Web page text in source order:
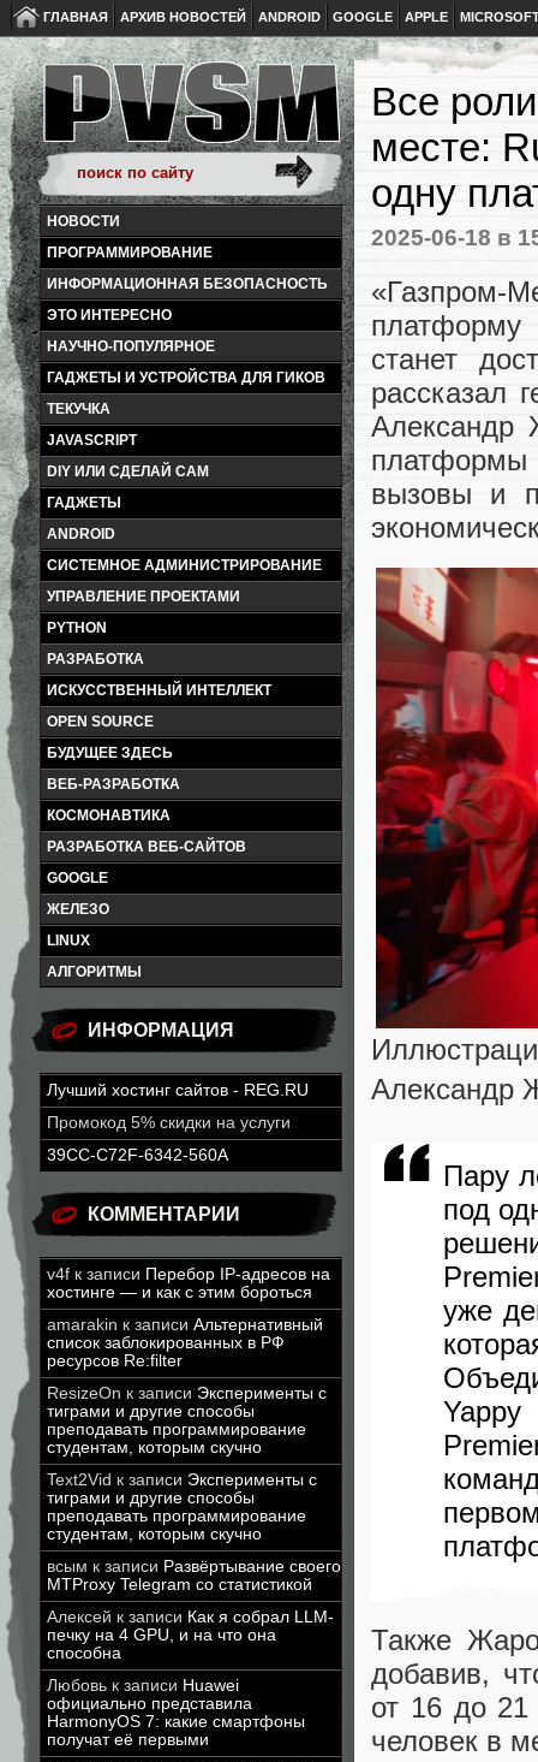
ГЛАВНАЯ АРХИВ НОВОСТЕЙ ANDROID GOOGLE APPLE
НОВОСТИ
ПРОГРАММИРОВАНИЕ
ИНФОРМАЦИОННАЯ БЕЗОПАСНОСТЬ
ЭТО ИНТЕРЕСНО
НАУЧНО-ПОПУЛЯРНОЕ
ГАДЖЕТЫ И УСТРОЙСТВА ДЛЯ ГИКОВ
ТЕКУЧКА
JAVASCRIPT
DIY ИЛИ СДЕЛАЙ САМ
ГАДЖЕТЫ
ANDROID
СИСТЕМНОЕ АДМИНИСТРИРОВАНИЕ
УПРАВЛЕНИЕ ПРОЕКТАМИ
PYTHON
РАЗРАБОТКА
ИСКУССТВЕННЫЙ ИНТЕЛЛЕКТ
OPEN SOURCE
БУДУЩЕЕ ЗДЕСЬ
ВЕБ-РАЗРАБОТКА
КОСМОНАВТИКА
РАЗРАБОТКА ВЕБ-САЙТОВ
GOOGLE
ЖЕЛЕЗО
LINUX
АЛГОРИТМЫ
ИНФОРМАЦИЯ
Лучший хостинг сайтов - REG.RU
Промокод 5% скидки на услуги
39CC-C72F-6342-560A
КОММЕНТАРИИ
v4f к записи Перебор IP-адресов на
хостинге — и как с этим бороться
amarakin к записи Альтернативный
список заблокированных в РФ
ресурсов Re:filter
ResizeOn к записи Эксперименты с
тиграми и другие способы
преподавать программирование
студентам, которым скучно
Text2Vid к записи Эксперименты с
тиграми и другие способы
преподавать программирование
студентам, которым скучно
всым к записи Развёртывание своего
MTProxy Telegram со статистикой
Алексей к записи Как я собрал LLM-
печку на 4 GPU, и на что она
способна
Любовь к записи Huawei
официально представила
HarmonyOS 7: какие смартфоны
получат её первыми
Все
месте:
одну
2025-06-18 в
«Газпром-
станет
рассказал
Александр
платформы
вызовы и
Александр
Пару
под
уже
Yappy
Также
добавив,
от 16 до
человек в